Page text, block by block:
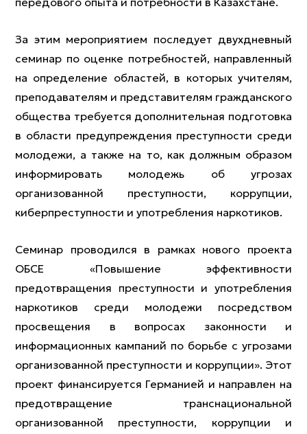
За этим мероприятием последует двухдневный
семинар по оценке потребностей, направленный
на определение областей, в которых учителям,
преподавателям и представителям гражданского
общества требуется дополнительная подготовка
в области предупреждения преступности среди
молодежи, а также на то, как должным образом
информировать молодежь об угрозах
организованной преступности, коррупции,
киберпреступности и употребления наркотиков.
Семинар проводился в рамках нового проекта
ОБСЕ «Повышение эффективности
предотвращения преступности и употребления
наркотиков среди молодежи посредством
просвещения в вопросах законности и
информационных кампаний по борьбе с угрозами
организованной преступности и коррупции». Этот
проект финансируется Германией и направлен на
предотвращение транснациональной
организованной преступности, коррупции и